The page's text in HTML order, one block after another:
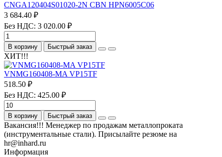
CNGA120404S01020-2N CBN HPN6005C06
3 684.40 ₽
Без НДС: 3 020.00 ₽
В корзину Быстрый заказ
ХИТ!!!
VNMG160408-MA VP15TF
518.50 ₽
Без НДС: 425.00 ₽
В корзину Быстрый заказ
Вакансия!!! Менеджер по продажам металлопроката
(инструментальные стали). Присылайте резюме на
hr@inhard.ru
Информация